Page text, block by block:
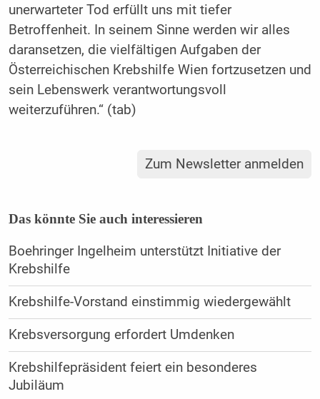
unerwarteter Tod erfüllt uns mit tiefer
Betroffenheit. In seinem Sinne werden wir alles
daransetzen, die vielfältigen Aufgaben der
Österreichischen Krebshilfe Wien fortzusetzen und
sein Lebenswerk verantwortungsvoll
weiterzuführen.“ (tab)
Zum Newsletter anmelden
Das könnte Sie auch interessieren
Boehringer Ingelheim unterstützt Initiative der
Krebshilfe
Krebshilfe-Vorstand einstimmig wiedergewählt
Krebsversorgung erfordert Umdenken
Krebshilfepräsident feiert ein besonderes
Jubiläum